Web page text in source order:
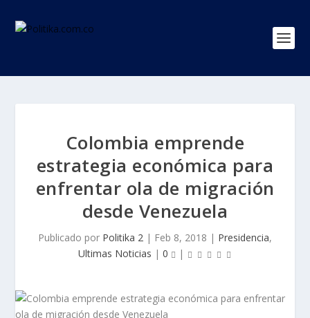
Colombia emprende
estrategia económica para
enfrentar ola de migración
desde Venezuela
Publicado por Politika 2 | Feb 8, 2018 | Presidencia,
Ultimas Noticias | 0 |